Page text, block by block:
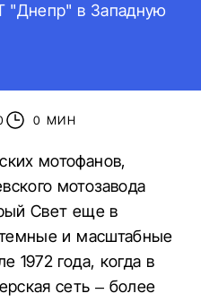
"Днепр" в Западную
0 МИН
мотофанов,
мотозавода
Свет еще в
и масштабные
1972 года, когда в
сеть – более